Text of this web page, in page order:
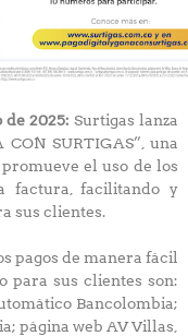
de 2025: Surtigas lanza
SURTIGAS”, una
el uso de los
factura, facilitando y
sus clientes.
pagos de manera fácil
para sus clientes son:
Bancolombia;
página web AV Villas,